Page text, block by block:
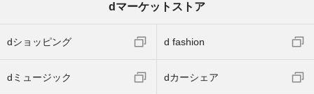
dマーケットストア
dショッピング d fashion
dミュージック dカーシェア